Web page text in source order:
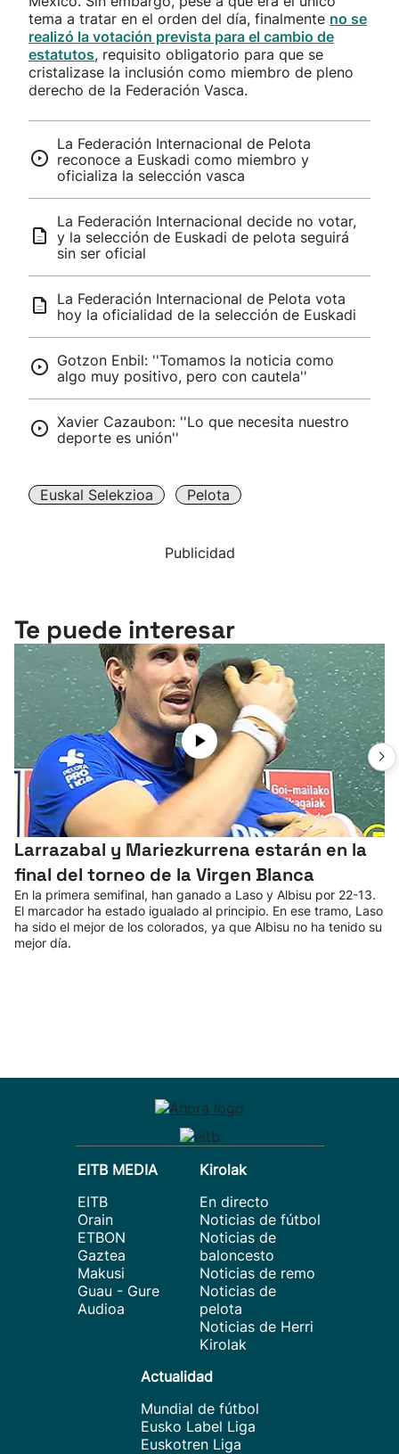
tema a tratar en el orden del día, finalmente no se
realizó la votación prevista para el cambio de
estatutos, requisito obligatorio para que se
cristalizase la inclusión como miembro de pleno
derecho de la Federación Vasca.
La Federación Internacional de Pelota
reconoce a Euskadi como miembro y
oficializa la selección vasca
La Federación Internacional decide no votar,
y la selección de Euskadi de pelota seguirá
sin ser oficial
La Federación Internacional de Pelota vota
hoy la oficialidad de la selección de Euskadi
Gotzon Enbil: ''Tomamos la noticia como
algo muy positivo, pero con cautela''
Xavier Cazaubon: ''Lo que necesita nuestro
deporte es unión''
Euskal Selekzioa Pelota
Publicidad
Te puede interesar
Larrazabal y Mariezkurrena estarán en la
final del torneo de la Virgen Blanca
En la primera semifinal, han ganado a Laso y Albisu por 22-13.
El marcador ha estado igualado al principio. En ese tramo, Laso
ha sido el mejor de los colorados, ya que Albisu no ha tenido su
mejor día.
EITB MEDIA
EITB
Orain
ETBON
Gaztea
Makusi
Guau - Gure
Audioa
Kirolak
En directo
Noticias de fútbol
Noticias de
baloncesto
Noticias de remo
Noticias de
pelota
Noticias de Herri
Kirolak
Actualidad
Mundial de fútbol
Eusko Label Liga
Euskotren Liga